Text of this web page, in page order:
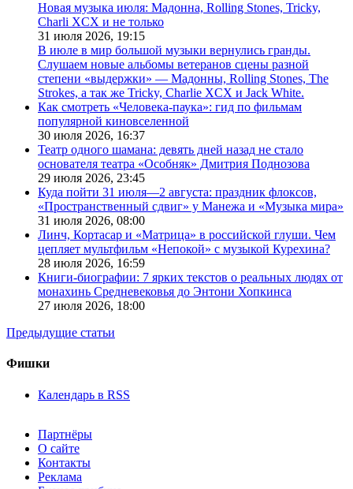
Новая музыка июля: Мадонна, Rolling Stones, Tricky,
Charli XCX и не только
31 июля 2026, 19:15
В июле в мир большой музыки вернулись гранды.
Слушаем новые альбомы ветеранов сцены разной
степени «выдержки» — Мадонны, Rolling Stones, The
Strokes, а так же Tricky, Charlie XCX и Jack White.
Как смотреть «Человека-паука»: гид по фильмам
популярной киновселенной
30 июля 2026, 16:37
Театр одного шамана: девять дней назад не стало
основателя театра «Особняк» Дмитрия Поднозова
29 июля 2026, 23:45
Куда пойти 31 июля—2 августа: праздник флоксов,
«Пространственный сдвиг» у Манежа и «Музыка мира»
31 июля 2026, 08:00
Линч, Кортасар и «Матрица» в российской глуши. Чем
цепляет мультфильм «Непокой» с музыкой Курехина?
28 июля 2026, 16:59
Книги-биографии: 7 ярких текстов о реальных людях от
монахинь Средневековья до Энтони Хопкинса
27 июля 2026, 18:00
Предыдущие статьи
Фишки
Календарь в RSS
Партнёры
О сайте
Контакты
Реклама